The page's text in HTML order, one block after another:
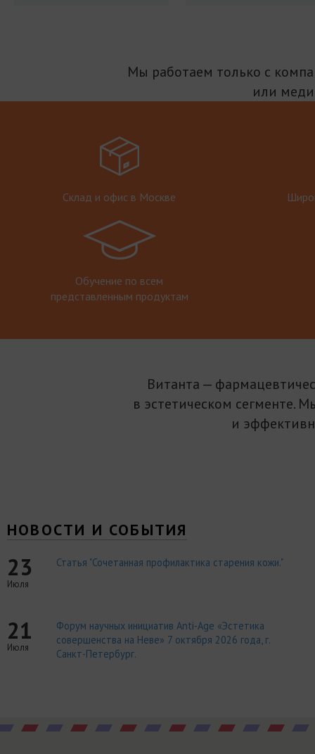
Мы работаем только с
или
Склад и офис в Москве
Обучение по всем
представленным продуктам
Витанта —
в эстетическом сегменте.
и
НОВОСТИ И СОБЫТИЯ
23
Июля
Статья "Сочетанная профилактика старения кожи."
21
Июля
Форум научных инициатив Anti-Age «Эстетика
совершенства на Неве» 7 октября 2026 года, г.
Санкт-Петербург.